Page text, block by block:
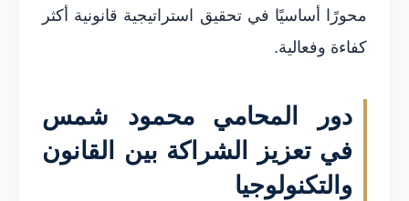
محورًا أساسيًا في تحقيق استراتيجية قانونية أكثر
كفاءة وفعالية.
دور المحامي محمود شمس
في تعزيز الشراكة بين القانون
والتكنولوجيا